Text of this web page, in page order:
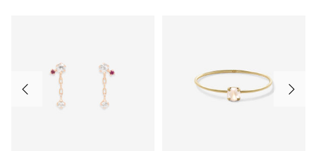
前の画像